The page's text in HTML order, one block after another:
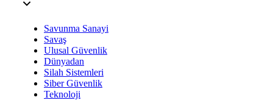
Savunma Sanayi
Savaş
Ulusal Güvenlik
Dünyadan
Silah Sistemleri
Siber Güvenlik
Teknoloji